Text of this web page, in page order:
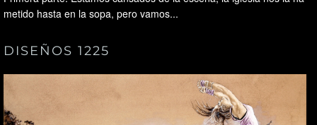
metido hasta en la sopa, pero vamos...
DISEÑOS 1225